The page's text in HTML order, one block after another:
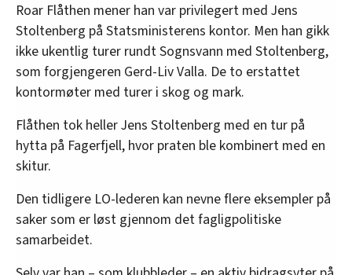
Roar Flåthen mener han var privilegert med Jens
Stoltenberg på Statsministerens kontor. Men han gikk
ikke ukentlig turer rundt Sognsvann med Stoltenberg,
som forgjengeren Gerd-Liv Valla. De to erstattet
kontormøter med turer i skog og mark.
Flåthen tok heller Jens Stoltenberg med en tur på
hytta på Fagerfjell, hvor praten ble kombinert med en
skitur.
Den tidligere LO-lederen kan nevne flere eksempler på
saker som er løst gjennom det fagligpolitiske
samarbeidet.